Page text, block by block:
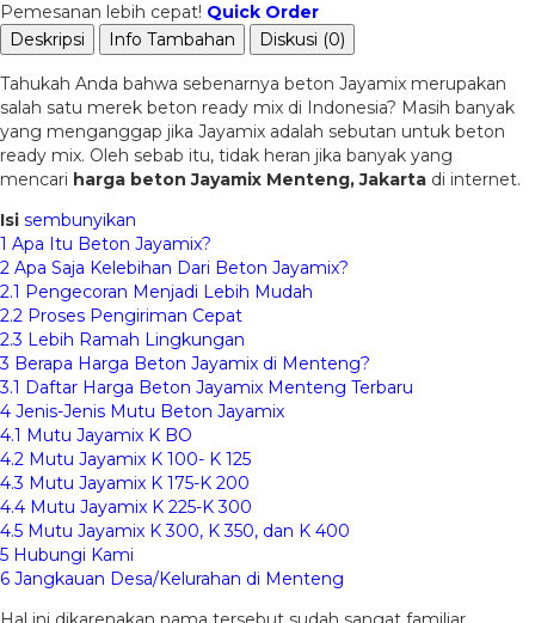
Pemesanan lebih cepat! Quick Order
Deskripsi
Info Tambahan Diskusi (0)
Tahukah Anda bahwa sebenarnya beton Jayamix merupakan
salah satu merek beton ready mix di Indonesia? Masih banyak
yang menganggap jika Jayamix adalah sebutan untuk beton
ready mix. Oleh sebab itu, tidak heran jika banyak yang
mencari harga beton Jayamix Menteng, Jakarta di internet.
Isi sembunyikan
1 Apa Itu Beton Jayamix?
2 Apa Saja Kelebihan Dari Beton Jayamix?
2.1 Pengecoran Menjadi Lebih Mudah
2.2 Proses Pengiriman Cepat
2.3 Lebih Ramah Lingkungan
3 Berapa Harga Beton Jayamix di Menteng?
3.1 Daftar Harga Beton Jayamix Menteng Terbaru
4 Jenis-Jenis Mutu Beton Jayamix
4.1 Mutu Jayamix K BO
4.2 Mutu Jayamix K 100- K 125
4.3 Mutu Jayamix K 175-K 200
4.4 Mutu Jayamix K 225-K 300
4.5 Mutu Jayamix K 300, K 350, dan K 400
5 Hubungi Kami
6 Jangkauan Desa/Kelurahan di Menteng